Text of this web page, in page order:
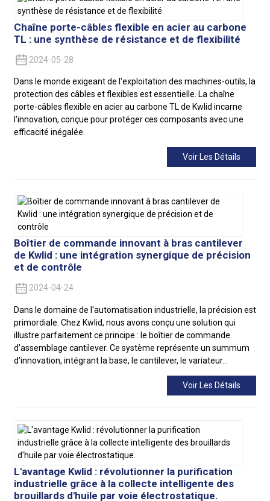
Chaîne porte-câbles flexible en acier au carbone
TL : une synthèse de résistance et de flexibilité
2024-05-28
Dans le monde exigeant de l'exploitation des machines-outils, la
protection des câbles et flexibles est essentielle. La chaîne
porte-câbles flexible en acier au carbone TL de Kwlid incarne
l'innovation, conçue pour protéger ces composants avec une
efficacité inégalée.
Voir Les Détails
Boîtier de commande innovant à bras cantilever
de Kwlid : une intégration synergique de précision
et de contrôle
2024-04-24
Dans le domaine de l'automatisation industrielle, la précision est
primordiale. Chez Kwlid, nous avons conçu une solution qui
illustre parfaitement ce principe : le boîtier de commande
d'assemblage cantilever. Ce système représente un summum
d'innovation, intégrant la base, le cantilever, le variateur…
Voir Les Détails
L'avantage Kwlid : révolutionner la purification
industrielle grâce à la collecte intelligente des
brouillards d'huile par voie électrostatique.